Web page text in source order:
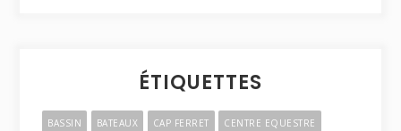
ÉTIQUETTES
BASSIN BATEAUX CAP FERRET CENTRE EQUESTRE